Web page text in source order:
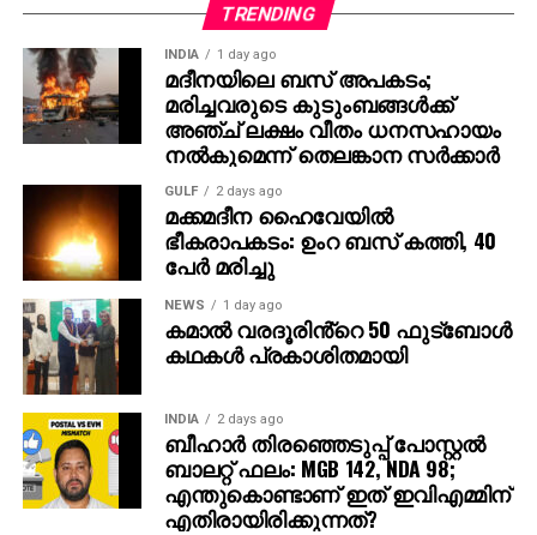
പ്രോസസ്സിംഗ് ഫീസ് എന്ന പേരില്‍ പണം അടയ്ക്കാനും
ആവശ്യപ്പെടുന്നതാണ് സാധാരണ രീതി. ചിലര്‍
മാല്‍വെയര്‍ ഇന്‍സ്റ്റാള്‍ ചെയ്യാനോ ഡാറ്റ
മോഷ്ടിക്കാനോ ലക്ഷ്യമിട്ടുള്ള വ്യാജ അഭിമുഖ
സോഫ്റ്റ്‌വെയറുകളും അയക്കുന്നു. ഇത്തരം തട്ടിപ്പുകള്‍
വ്യക്തികള്‍ക്കും സ്ഥാപനങ്ങള്‍ക്കും ഗുരുതരമായ
ഭീഷണിയാണെന്ന് ഗൂഗിള്‍ മുന്നറിയിപ്പ് നല്‍കി.
നിയമാനുസൃത തൊഴിലുടമകള്‍ ഒരിക്കലും സാമ്പത്തിക
വിവരങ്ങളോ പേയ്‌മെന്റെ് ആവശ്യങ്ങളോ
ഉന്നയിക്കില്ലെന്നും ഉപയോക്താക്കള്‍ ഓണ്‍ലൈനില്‍
കൂടുതല്‍ ജാഗ്രത പാലിക്കണമെന്നും ഗൂഗിള്‍
വ്യക്തമാക്കി.
TRENDING
INDIA 1 day ago
മദീനയിലെ ബസ് അപകടം;
മരിച്ചവരുടെ കുടുംബങ്ങള്‍ക്ക്
അഞ്ച് ലക്ഷം വീതം ധനസഹായം
നല്‍കുമെന്ന് തെലങ്കാന സര്‍ക്കാര്‍
GULF 2 days ago
മക്കമദീന ഹൈവേയില്‍
ഭീകരാപകടം: ഉംറ ബസ് കത്തി, 40
പേര്‍ മരിച്ചു
NEWS 1 day ago
കമാൽ വരദൂരിൻ്റെ 50 ഫുട്ബോൾ
കഥകൾ പ്രകാശിതമായി
INDIA 2 days ago
ബീഹാർ തിരഞ്ഞെടുപ്പ് പോസ്റ്റൽ
ബാലറ്റ് ഫലം: MGB 142, NDA 98;
എന്തുകൊണ്ടാണ് ഇത് ഇവിഎമ്മിന്
എതിരായിരിക്കുന്നത്?